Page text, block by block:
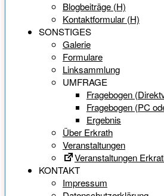
Blogbeiträge (H)
Kontaktformular (H)
SONSTIGES
Galerie
Formulare
Linksammlung
UMFRAGE
Fragebogen
Fragebogen (PC
Ergebnis
Über Erkrath
Veranstaltungen
Veranstaltungen
KONTAKT
Impressum